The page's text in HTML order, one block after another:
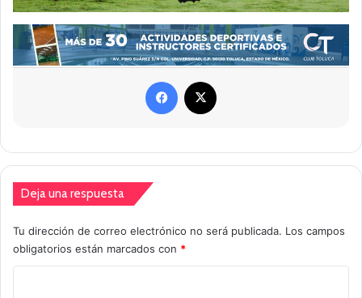
Facebook
Deja una respuesta
Tu dirección de correo electrónico no será publicada. Los campos
obligatorios están marcados con *